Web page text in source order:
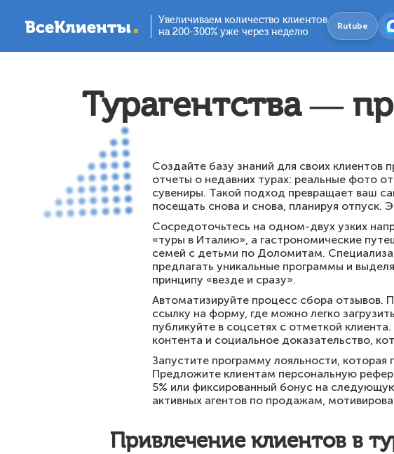
Увеличиваем количество клиентов
на 200-300% уже через неделю
Rutube
Турагентства —
Создайте базу знаний для своих клиентов
отчеты о недавних турах: реальные фото
сувениры. Такой подход превращает ваш
посещать снова и снова, планируя
Сосредоточьтесь на одном-двух узких
«туры в Италию», а гастрономические
семей с детьми по Доломитам.
предлагать уникальные программы и
принципу «везде и сразу».
Автоматизируйте процесс сбора отзывов.
ссылку на форму, где можно легко
публикуйте в соцсетях с отметкой
контента и социальное доказательство,
Запустите программу лояльности,
Предложите клиентам персональную
5% или фиксированный бонус на
активных агентов по продажам,
Привлечение клиентов в